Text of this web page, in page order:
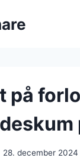
på
28. december 2024